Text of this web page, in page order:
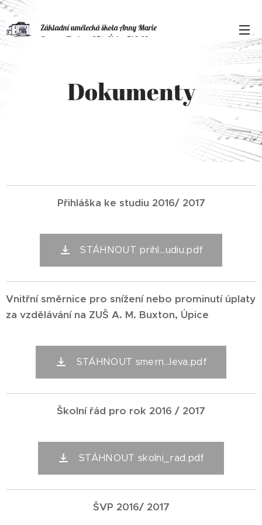
Základní umělecká škola Anny Marie
Buxton, Tyršova 351, Úpice 542 32
Dokumenty
Přihláška ke studiu 2016/ 2017
STÁHNOUT prihl...udiu.pdf
Vnitřní směrnice pro snížení nebo prominutí úplaty
za vzdělávání na ZUŠ A. M. Buxton, Úpice
STÁHNOUT smern...leva.pdf
Školní řád pro rok 2016 / 2017
STÁHNOUT skolni_rad.pdf
ŠVP 2016/ 2017